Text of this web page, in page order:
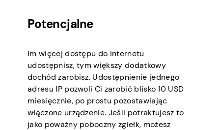
Potencjalne
Im więcej dostępu do Internetu
udostępnisz, tym większy dodatkowy
dochód zarobisz. Udostępnienie jednego
adresu IP pozwoli Ci zarobić blisko 10 USD
miesięcznie, po prostu pozostawiając
włączone urządzenie. Jeśli potraktujesz to
jako poważny poboczny zgiełk, możesz